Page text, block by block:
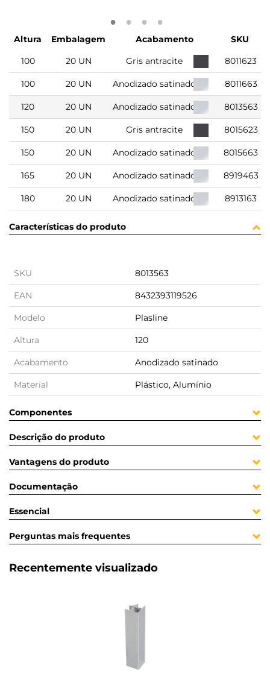
Altura Embalagem Acabamento
SKU
100
20 UN Gris antracite 8011623
100 20 UN Anodizado satinado 8011663
120 20 UN Anodizado satinado 8013563
150 20 UN Gris antracite 8015623
150 20 UN Anodizado satinado 8015663
165 20 UN Anodizado satinado 8919463
180 20 UN Anodizado satinado 8913163
Características do produto
SKU 8013563
EAN 8432393119526
Modelo Plasline
Altura 120
Acabamento Anodizado satinado
Material Plástico, Alumínio
Componentes
Descrição do produto
Vantagens do produto
Documentação
Essencial
Perguntas mais frequentes
Recentemente visualizado